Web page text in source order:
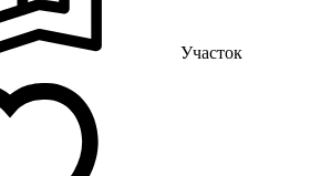
Участок